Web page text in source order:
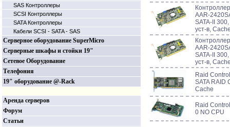
SAS Контроллеры
SCSI Контроллеры
SATA Контроллеры
Кабели SCSI - SATA - SAS
Серверное оборудование SuperMicro
Серверные шкафы и стойки 19"
Сетевое Оборудование
Телефония
19" оборудование @-Rack
Аренда серверов
Форум
Статьи
AAR-
SATA-II
уст-в,
AAR-
SATA-II
уст-в,
Raid
SATA RAID
Cache
Raid
0 NO CPU